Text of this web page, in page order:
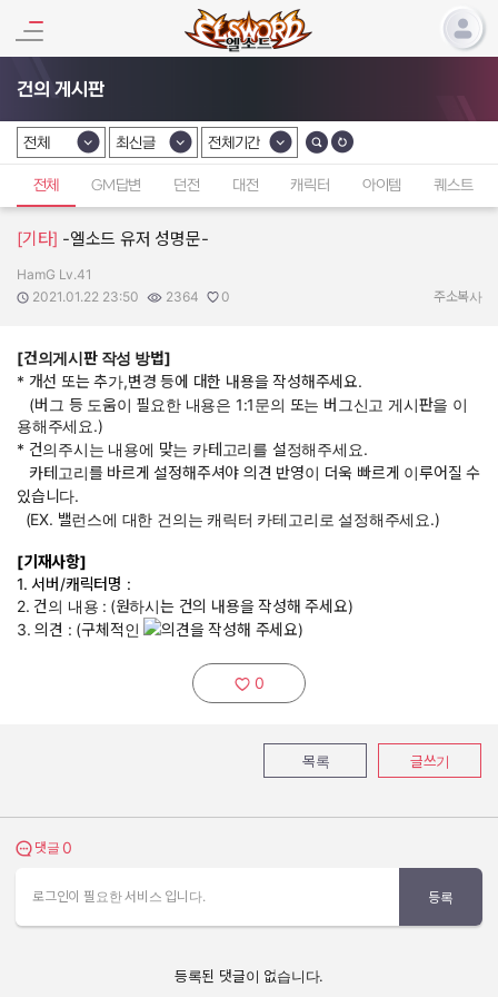
건의 게시판
카테고리 선택
전체
카테고리 선택
최신글
카테고리 선택
전체기간
전체 GM답변 던전 대전 캐릭터 아이템 퀘스트
[기타] -엘소드 유저 성명문-
작성자:
HamG Lv.41
작성일:
2021.01.22 23:50
조회수:
2364
추천수:
0 주소복사
[건의게시판 작성 방법]
* 개선 또는 추가,변경 등에 대한 내용을 작성해주세요.
(버그 등 도움이 필요한 내용은 1:1문의 또는 버그신고 게시판을 이
용해주세요.)
* 건의주시는 내용에 맞는 카테고리를 설정해주세요.
카테고리를 바르게 설정해주셔야 의견 반영이 더욱 빠르게 이루어질 수
있습니다.
(EX. 밸런스에 대한 건의는 캐릭터 카테고리로 설정해주세요.)
[기재사항]
1. 서버/캐릭터명 :
2. 건의 내용 : (원하시는 건의 내용을 작성해 주세요)
3. 의견 : (구체적인
의견을 작성해 주세요)
추천하기:
0
목록 글쓰기
댓글 보기
댓글 0
로그인이 필요한 서비스 입니다. 등록
등록된 댓글이 없습니다.